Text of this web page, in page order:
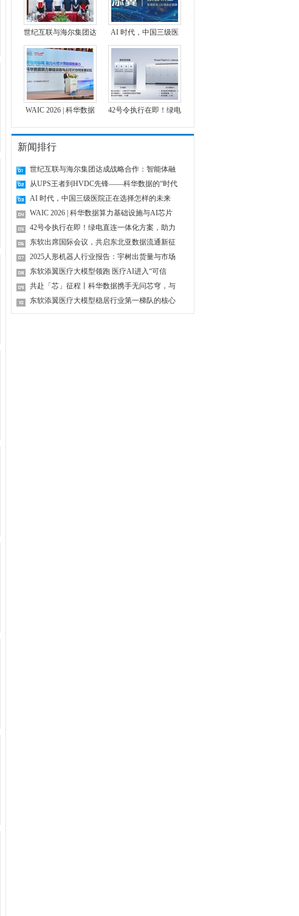
世纪互联与海尔集团达 AI 时代，中国三级医
WAIC 2026 | 科华数据 42号令执行在即！绿电
新闻排行
世纪互联与海尔集团达成战略合作：智能体融
从UPS王者到HVDC先锋——科华数据的“时代
AI 时代，中国三级医院正在选择怎样的未来
WAIC 2026 | 科华数据算力基础设施与AI芯片
42号令执行在即！绿电直连一体化方案，助力
东软出席国际会议，共启东北亚数据流通新征
2025人形机器人行业报告：宇树出货量与市场
东软添翼医疗大模型领跑 医疗AI进入“可信
共赴「芯」征程丨科华数据携手无问芯穹，与
东软添翼医疗大模型稳居行业第一梯队的核心